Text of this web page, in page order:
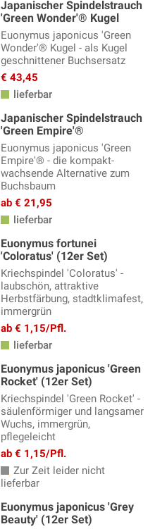
Japanischer Spindelstrauch
'Green Wonder'® Kugel
Euonymus japonicus 'Green
Wonder'® Kugel - als Kugel
geschnittener Buchsersatz
€ 43,45
lieferbar
Japanischer Spindelstrauch
'Green Empire'®
Euonymus japonicus 'Green
Empire'® - die kompakt-
wachsende Alternative zum
Buchsbaum
ab € 21,95
lieferbar
Euonymus fortunei
'Coloratus' (12er Set)
Kriechspindel 'Coloratus' -
laubschön, attraktive
Herbstfärbung, stadtklimafest,
immergrün
ab € 1,15/Pfl.
lieferbar
Euonymus japonicus 'Green
Rocket' (12er Set)
Kriechspindel 'Green Rocket' -
säulenförmiger und langsamer
Wuchs, immergrün,
pflegeleicht
ab € 1,15/Pfl.
Zur Zeit leider nicht
lieferbar
Euonymus japonicus 'Grey
Beauty' (12er Set)